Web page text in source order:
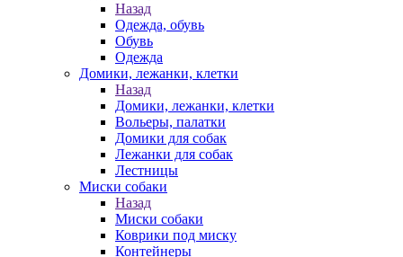
Назад
Одежда, обувь
Обувь
Одежда
Домики, лежанки, клетки
Назад
Домики, лежанки, клетки
Вольеры, палатки
Домики для собак
Лежанки для собак
Лестницы
Миски собаки
Назад
Миски собаки
Коврики под миску
Контейнеры